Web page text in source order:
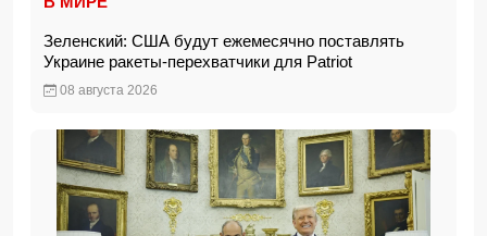
Зеленский: США будут ежемесячно поставлять
Украине ракеты-перехватчики для Patriot
08 августа 2026